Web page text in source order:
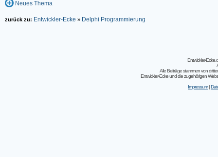
Neues Thema
zurück zu: Entwickler-Ecke » Delphi Programmierung
Entwickler-
Alle Beiträge stammen von
Entwickler-Ecke und die zugehörigen
Impressum|